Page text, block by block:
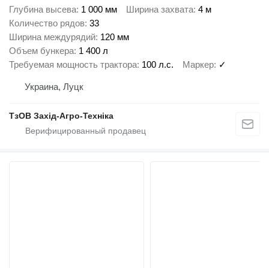
Глубина высева 1 000 мм Ширина захвата 4 м
Количество рядов 33
Ширина междурядий 120 мм
Объем бункера 1 400 л
Требуемая мощность трактора 100 л.с. Маркер ✓
Украина, Луцк
ТзОВ Захід-Агро-Техніка